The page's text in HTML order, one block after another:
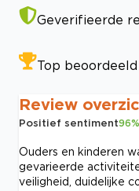
Geverifieerde
Top beoordeeld
Review
Positief sentiment96%
Ouders en kinderen
gevarieerde
veiligheid, duidelijke